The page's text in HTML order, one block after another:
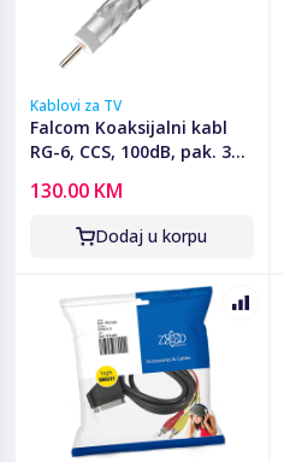
Kablovi za TV
Falcom Koaksijalni kabl
RG-6, CCS, 100dB, pak. 305
130.00 KM
Dodaj u korpu